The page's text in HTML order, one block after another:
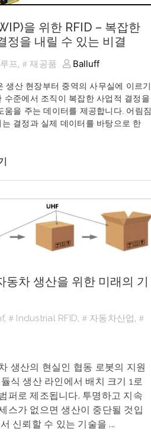
을 위한 RFID – 복잡한
정을 내릴 수 있는 비결
프, 재공품 Balluff
생산 현장부터 중역의 사무실에 이르기
수준에서 조직이 복잡한 사업적 결정을
움을 주는 데이터를 제공합니다. 어림짐
는 결정과 실제 데이터를 바탕으로 한
동차 생산을 위한 미래의 기
, Industrial RFID, 자동차산업,
생산의 현실인 협동 로봇의 지원
식 생산 라인에서 배치 크기 1로
퍼로 제조됩니다. 투명하고 지속
스가 없으면 생산이 중단될 것입
신뢰할 수 있는 기술을 ...